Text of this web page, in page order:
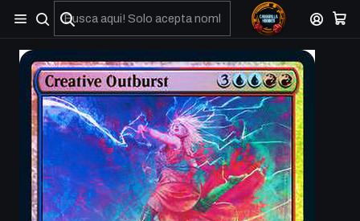
No olviden reportar sus depositos y transferencias por Whatsapp